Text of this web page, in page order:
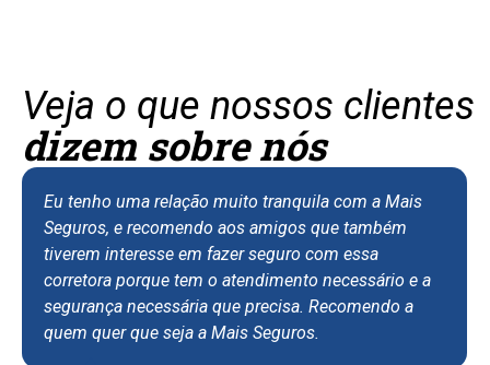
Veja o que nossos clientes
dizem sobre nós
Eu tenho uma relação muito tranquila com a Mais
Seguros, e recomendo aos amigos que também
tiverem interesse em fazer seguro com essa
corretora porque tem o atendimento necessário e a
segurança necessária que precisa. Recomendo a
quem quer que seja a Mais Seguros.